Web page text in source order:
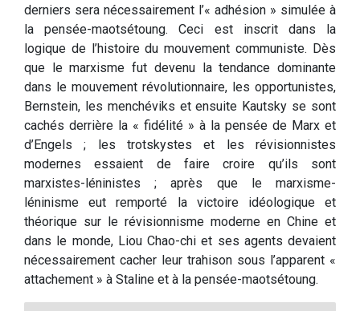
derniers sera nécessairement l’« adhésion » simulée à
la pensée-maotsétoung. Ceci est inscrit dans la
logique de l’histoire du mouvement communiste. Dès
que le marxisme fut devenu la tendance dominante
dans le mouvement révolutionnaire, les opportunistes,
Bernstein, les menchéviks et ensuite Kautsky se sont
cachés derrière la « fidélité » à la pensée de Marx et
d’Engels ; les trotskystes et les révisionnistes
modernes essaient de faire croire qu’ils sont
marxistes-léninistes ; après que le marxisme-
léninisme eut remporté la victoire idéologique et
théorique sur le révisionnisme moderne en Chine et
dans le monde, Liou Chao-chi et ses agents devaient
nécessairement cacher leur trahison sous l’apparent «
attachement » à Staline et à la pensée-maotsétoung.